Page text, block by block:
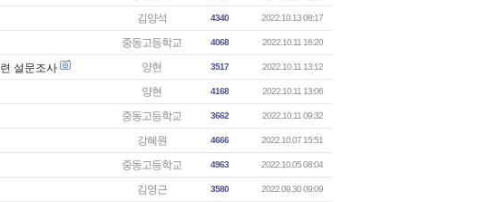
김양석 4340 2022.10.13 08:17
중동고등학교 4068 2022.10.11 16:20
설문조사 양현 3517 2022.10.11 13:12
양현 4168 2022.10.11 13:06
중동고등학교 3662 2022.10.11 09:32
강혜원 4666 2022.10.07 15:51
중동고등학교 4963 2022.10.05 08:04
김영근 3580 2022.09.30 09:09